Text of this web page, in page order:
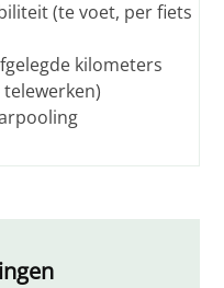
(te voet, per fiets
kilometers